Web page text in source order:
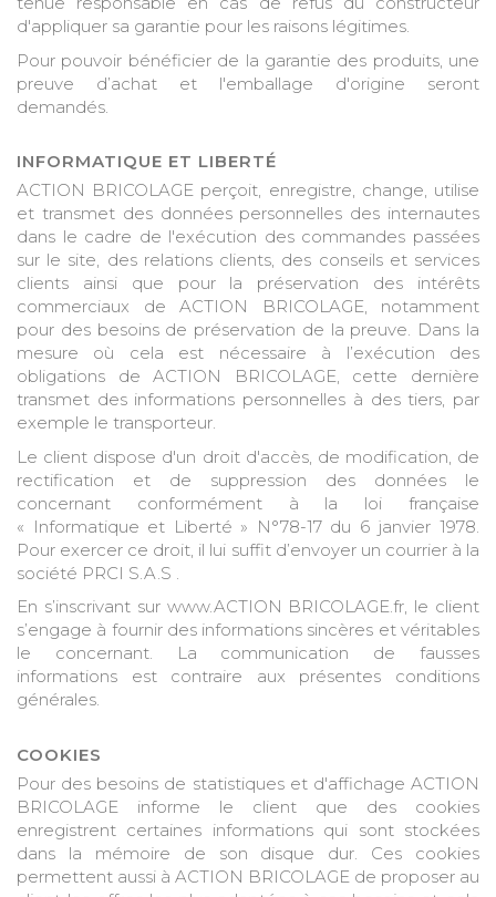
d'appliquer sa garantie pour les raisons légitimes.
Pour pouvoir bénéficier de la garantie des produits, une
preuve d’achat et l'emballage d'origine seront
demandés.
INFORMATIQUE ET LIBERTÉ
ACTION BRICOLAGE perçoit, enregistre, change, utilise
et transmet des données personnelles des internautes
dans le cadre de l'exécution des commandes passées
sur le site, des relations clients, des conseils et services
clients ainsi que pour la préservation des intérêts
commerciaux de ACTION BRICOLAGE, notamment
pour des besoins de préservation de la preuve. Dans la
mesure où cela est nécessaire à l’exécution des
obligations de ACTION BRICOLAGE, cette dernière
transmet des informations personnelles à des tiers, par
exemple le transporteur.
Le client dispose d'un droit d'accès, de modification, de
rectification et de suppression des données le
concernant conformément à la loi française
« Informatique et Liberté » N°78-17 du 6 janvier 1978.
Pour exercer ce droit, il lui suffit d’envoyer un courrier à la
société PRCI S.A.S .
En s’inscrivant sur www.ACTION BRICOLAGE.fr, le client
s’engage à fournir des informations sincères et véritables
le concernant. La communication de fausses
informations est contraire aux présentes conditions
générales.
COOKIES
Pour des besoins de statistiques et d'affichage ACTION
BRICOLAGE informe le client que des cookies
enregistrent certaines informations qui sont stockées
dans la mémoire de son disque dur. Ces cookies
permettent aussi à ACTION BRICOLAGE de proposer au